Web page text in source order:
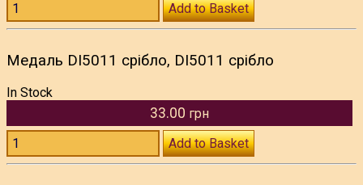
Add to Basket
Медаль DI5011 срібло, DI5011 срібло
In Stock
33.00 грн
Add to Basket